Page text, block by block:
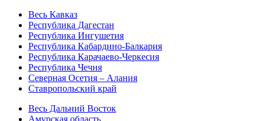
Весь Кавказ
Республика Дагестан
Республика Ингушетия
Республика Кабардино-Балкария
Республика Карачаево-Черкесия
Республика Чечня
Северная Осетия – Алания
Ставропольский край
Весь Дальний Восток
Амурская область